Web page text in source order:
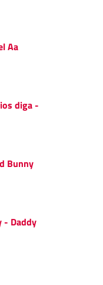
Aa
diga -
Bunny
- Daddy